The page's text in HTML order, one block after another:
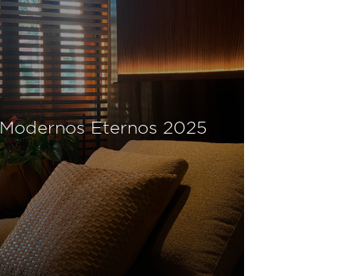
Modernos Eternos 2025